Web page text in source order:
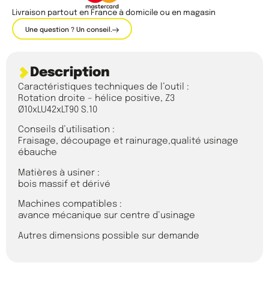
Livraison partout en France à domicile ou en magasin
Une question ? Un conseil.
Description
Caractéristiques techniques de l’outil :
Rotation droite – hélice positive, Z3
Ø10xLU42xLT90 S.10
Conseils d’utilisation :
Fraisage, découpage et rainurage,qualité usinage
ébauche
Matières à usiner :
bois massif et dérivé
Machines compatibles :
avance mécanique sur centre d’usinage
Autres dimensions possible sur demande